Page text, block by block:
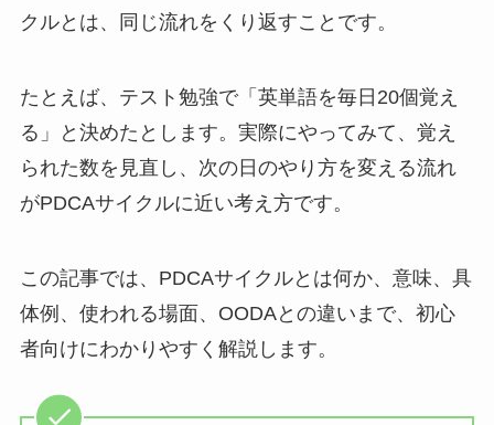
クルとは、同じ流れをくり返すことです。
たとえば、テスト勉強で「英単語を毎日20個覚え
る」と決めたとします。実際にやってみて、覚え
られた数を見直し、次の日のやり方を変える流れ
がPDCAサイクルに近い考え方です。
この記事では、PDCAサイクルとは何か、意味、具
体例、使われる場面、OODAとの違いまで、初心
者向けにわかりやすく解説します。